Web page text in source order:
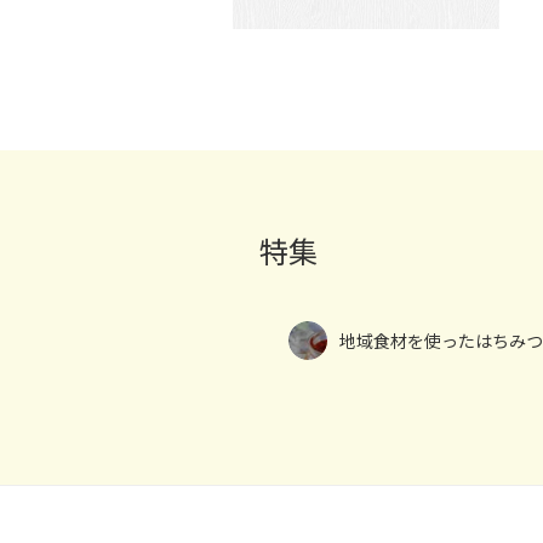
特集
地域食材を使ったはちみ